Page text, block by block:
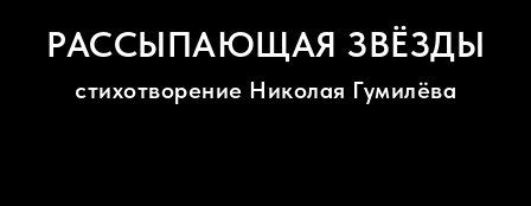
РАССЫПАЮЩАЯ ЗВЁЗДЫ
стихотворение Николая Гумилёва